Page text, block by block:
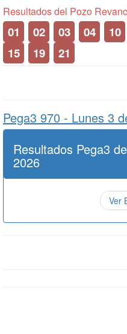
Resultados del Pozo
01 02 03 04 10
15
19 21
Pega3 970 - Lunes 3
Resultados Pega3
2026
Ver